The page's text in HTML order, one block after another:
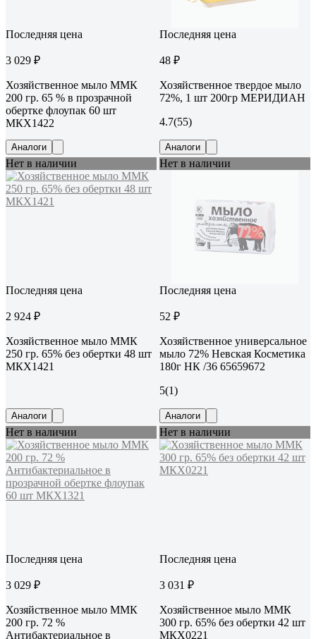
Последняя цена
3 029 ₽
Хозяйственное мыло ММК
200 гр. 65 % в прозрачной
обертке флоупак 60 шт
МКХ1422
Аналоги
Последняя цена
48 ₽
Хозяйственное твердое мыло
72%, 1 шт 200гр МЕРИДИАН
4.7(55)
Аналоги
Нет в наличии
Последняя цена
2 924 ₽
Хозяйственное мыло ММК
250 гр. 65% без обертки 48 шт
МКХ1421
Аналоги
Нет в наличии
Последняя цена
52 ₽
Хозяйственное универсальное
мыло 72% Невская Косметика
180г НК /36 65659672
5(1)
Аналоги
Нет в наличии
Последняя цена
3 029 ₽
Хозяйственное мыло ММК
200 гр. 72 %
Антибактериальное в
Нет в наличии
Последняя цена
3 031 ₽
Хозяйственное мыло ММК
300 гр. 65% без обертки 42 шт
МКХ0221